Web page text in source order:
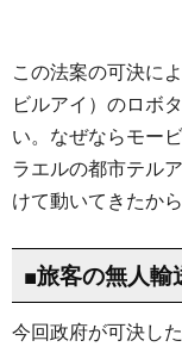
この法案の可決に
ビルアイ）のロボ
い。なぜならモー
ラエルの都市テル
けて動いてきたから
■旅客の無人輸
今回政府が可決し